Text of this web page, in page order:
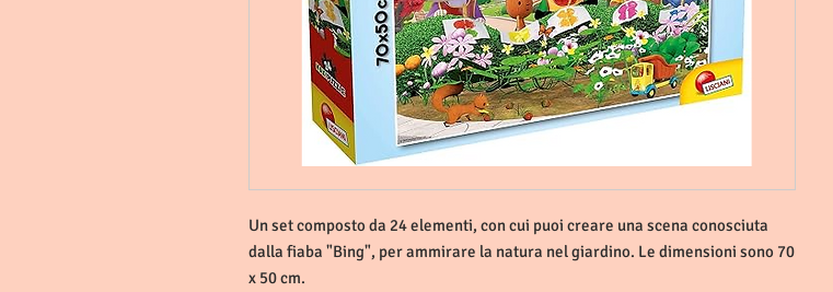
Un set composto da 24 elementi, con cui puoi creare una scena conosciuta
dalla fiaba "Bing", per ammirare la natura nel giardino. Le dimensioni sono 70
x 50 cm.